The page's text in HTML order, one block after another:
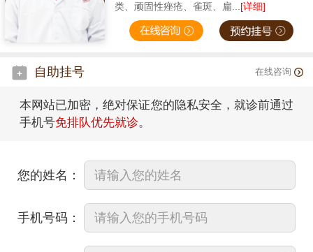
类、顽固性痤疮、雀斑、扁...[详细]
自助挂号 在线咨询
本网站已加密，绝对保证您的隐私安全，就诊前通过
手机号免排队优先就诊。
您的姓名：
手机号码：